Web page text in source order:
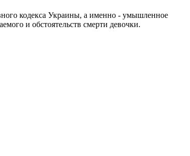
кодекса Украины, а именно - умышленное
и обстоятельств смерти девочки.